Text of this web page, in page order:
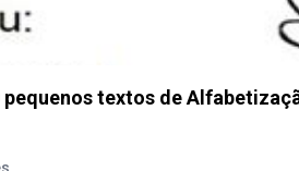
pequenos textos de